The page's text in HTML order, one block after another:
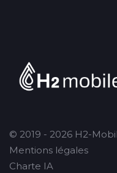
© 2019 - 2026 H2-
Mentions légales
Charte IA